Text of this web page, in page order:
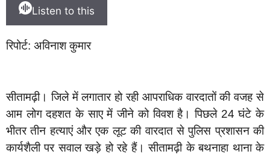
Listen to this
रिपोर्ट: अविनाश कुमार
सीतामढ़ी। जिले में लगातार हो रही आपराधिक वारदातों की वजह से
आम लोग दहशत के साए में जीने को विवश है। पिछले 24 घंटे के
भीतर तीन हत्याएं और एक लूट की वारदात से पुलिस प्रशासन की
कार्यशैली पर सवाल खड़े हो रहे हैं। सीतामढ़ी के बथनाहा थाना के